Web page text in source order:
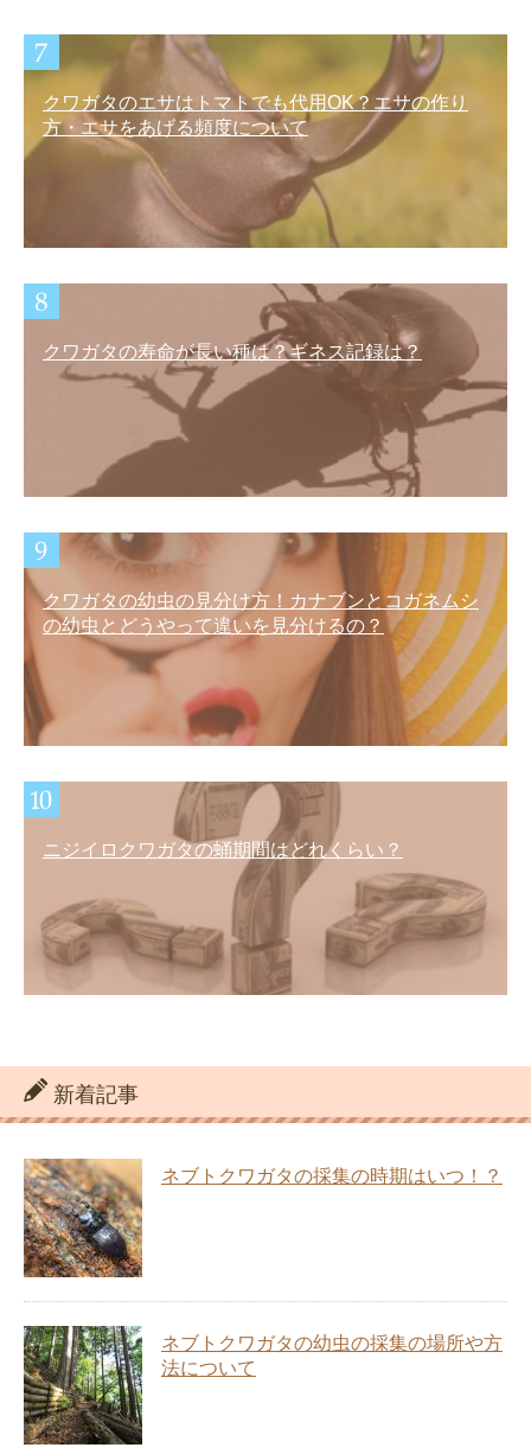
クワガタのエサはトマトでも代用OK？エサの作り
方・エサをあげる頻度について
クワガタの寿命が長い種は？ギネス記録は？
クワガタの幼虫の見分け方！カナブンとコガネムシ
の幼虫とどうやって違いを見分けるの？
ニジイロクワガタの蛹期間はどれくらい？
新着記事
ネブトクワガタの採集の時期はいつ！？
ネブトクワガタの幼虫の採集の場所や方
法について